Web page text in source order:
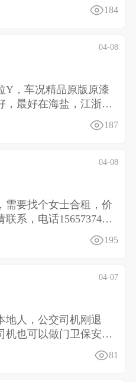
184
04-08
Y，车况精品原版原漆
，最好在海盐，江浙沪
187
04-08
需要找个女士合租，价
系，电话1565737484
195
04-07
地人，公交司机刚退
也可以 做门卫保安也
81